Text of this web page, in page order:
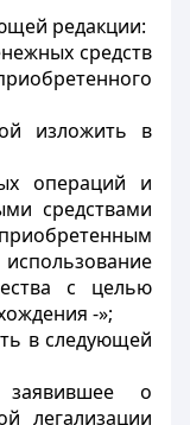
редакции:
средств
изложить в
операций и
средствами
с целью
-»;
в следующей
о
легализации